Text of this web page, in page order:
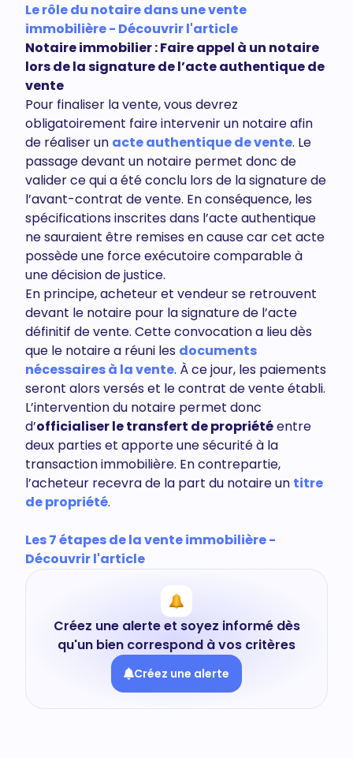
Le rôle du notaire dans une vente
immobilière - Découvrir l'article
Notaire immobilier : Faire appel à un notaire
lors de la signature de l’acte authentique de
vente
Pour finaliser la vente, vous devrez
obligatoirement faire intervenir un notaire afin
de réaliser un acte authentique de vente. Le
passage devant un notaire permet donc de
valider ce qui a été conclu lors de la signature de
l’avant-contrat de vente. En conséquence, les
spécifications inscrites dans l’acte authentique
ne sauraient être remises en cause car cet acte
possède une force exécutoire comparable à
une décision de justice.
En principe, acheteur et vendeur se retrouvent
devant le notaire pour la signature de l’acte
définitif de vente. Cette convocation a lieu dès
que le notaire a réuni les documents
nécessaires à la vente. À ce jour, les paiements
seront alors versés et le contrat de vente établi.
L’intervention du notaire permet donc
d’officialiser le transfert de propriétéentre
deux parties et apporte une sécurité à la
transaction immobilière. En contrepartie,
l’acheteur recevra de la part du notaire un titre
de propriété.
Les 7 étapes de la vente immobilière -
Découvrir l'article
Créez une alerte et soyez informé dès
qu'un bien correspond à vos critères
Créez une alerte